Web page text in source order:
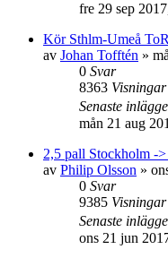
fre 29 sep
Kör Sthlm-Umeå ToR
av Johan Tofftén »
0 Svar
8363 Visningar
Senaste
mån 21 aug
2,5 pall Stockholm ->
av Philip Olsson »
0 Svar
9385 Visningar
Senaste
ons 21 jun